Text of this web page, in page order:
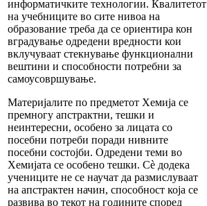
информатичките технологии. Квалитетот
на учебниците во сите нивоа на
образование треба да се ориентира кон
вградување одредени вредности кои
вклучуваат стекнување функционални
вештини и способности потребни за
самоусовршување.
Материјалите по предметот Хемија се
премногу апстрактни, тешки и
неинтересни, особено за лицата со
посебни потреби поради нивните
посебни состојби. Одредени теми во
Хемијата се особено тешки. Сè додека
учениците не се научат да размислуваат
на апстрактен начин, способност која се
развива во текот на годините според